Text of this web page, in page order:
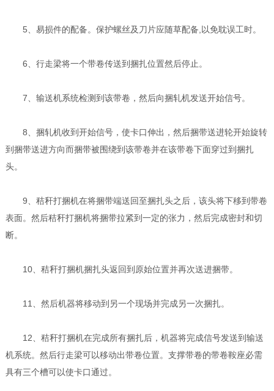
5、易损件的配备。保护螺丝及刀片应随草配备,以免耽误工时。
6、行走梁将一个带卷传送到捆扎位置然后停止。
7、输送机系统检测到该带卷，然后向捆轧机发送开始信号。
8、捆轧机收到开始信号，使卡口伸出，然后捆带送进轮开始旋转
到捆带送进方向而捆带被围绕到该带卷并在该带卷下面穿过到捆扎
头。
9、秸秆打捆机在将捆带端送回至捆扎头之后，该头将下移到带卷
表面。然后秸秆打捆机将捆带拉紧到一定的张力，然后完成密封和切
断。
10、秸秆打捆机捆扎头返回到原始位置并再次送进捆带。
11、然后机器将移动到另一个现场并完成另一次捆扎。
12、秸秆打捆机在完成所有捆扎后，机器将完成信号发送到输送
机系统。然后行走梁可以移动出带卷位置。支撑带卷的带卷鞍座必需
具有三个槽可以使卡口通过。